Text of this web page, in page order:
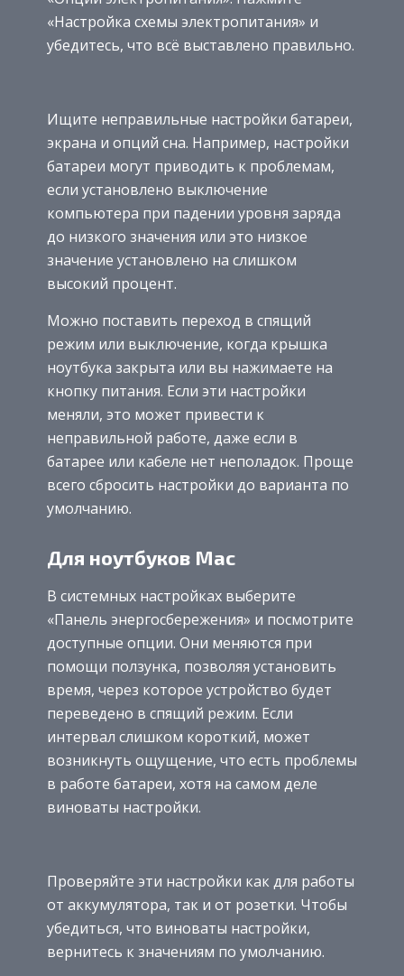
«Настройка схемы электропитания» и
убедитесь, что всё выставлено правильно.
Ищите неправильные настройки батареи,
экрана и опций сна. Например, настройки
батареи могут приводить к проблемам,
если установлено выключение
компьютера при падении уровня заряда
до низкого значения или это низкое
значение установлено на слишком
высокий процент.
Можно поставить переход в спящий
режим или выключение, когда крышка
ноутбука закрыта или вы нажимаете на
кнопку питания. Если эти настройки
меняли, это может привести к
неправильной работе, даже если в
батарее или кабеле нет неполадок. Проще
всего сбросить настройки до варианта по
умолчанию.
Для ноутбуков Mac
В системных настройках выберите
«Панель энергосбережения» и посмотрите
доступные опции. Они меняются при
помощи ползунка, позволяя установить
время, через которое устройство будет
переведено в спящий режим. Если
интервал слишком короткий, может
возникнуть ощущение, что есть проблемы
в работе батареи, хотя на самом деле
виноваты настройки.
Проверяйте эти настройки как для работы
от аккумулятора, так и от розетки. Чтобы
убедиться, что виноваты настройки,
вернитесь к значениям по умолчанию.